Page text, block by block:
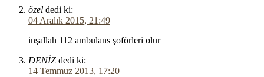
özel dedi ki:
04 Aralık 2015, 21:49
inşallah 112 ambulans şoförleri olur
DENİZ dedi ki:
14 Temmuz 2013, 17:20